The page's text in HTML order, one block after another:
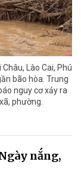
Lào Cai, Phú
bão hòa. Trung
nguy cơ xảy ra
phường.
nắng,